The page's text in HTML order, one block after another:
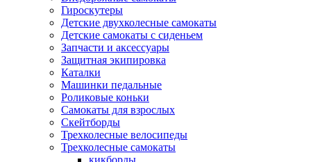
Гироскутеры
Детские двухколесные самокаты
Детские самокаты с сиденьем
Запчасти и аксессуары
Защитная экипировка
Каталки
Машинки педальные
Роликовые коньки
Самокаты для взрослых
Скейтборды
Трехколесные велосипеды
Трехколесные самокаты
кикборды